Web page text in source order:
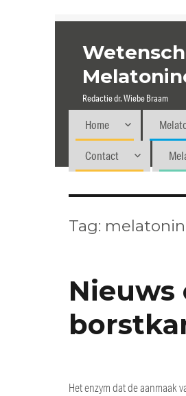
Redactie dr. Wiebe Braam
Home
Contact
Tag:
Nieuws
Het enzym dat de aanmaak